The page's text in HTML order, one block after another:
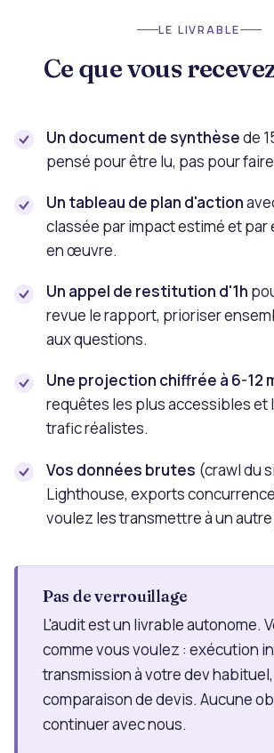
LE LIVRABLE
Ce que vous
Un document de synthèsede
pensé pour être lu, pas pour
Un tableau de plan d'action
classée par impact estimé et par
en œuvre.
Un appel de restitution d'1h
revue le rapport, prioriser
aux questions.
Une projection chiffrée à 6-12
requêtes les plus accessibles et
trafic réalistes.
Vos données brutes (crawl du
Lighthouse, exports
voulez les transmettre à un
Pas de verrouillage
L'audit est un livrable autonome.
comme vous voulez : exécution
transmission à votre dev habituel,
comparaison de devis. Aucune
continuer avec nous.